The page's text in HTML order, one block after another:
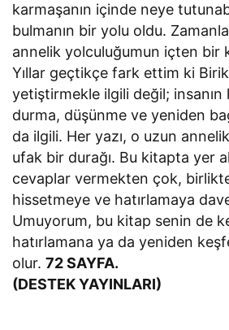
karmaşanın içinde neye
bulmanın bir yolu oldu.
annelik yolculuğumun içten bir
Yıllar geçtikçe fark ettim ki
yetiştirmekle ilgili değil; insanın
durma, düşünme ve yeniden
da ilgili. Her yazı, o uzun
ufak bir durağı. Bu kitapta yer
cevaplar vermekten çok,
hissetmeye ve hatırlamaya
Umuyorum, bu kitap senin de
hatırlamana ya da yeniden
olur.72 SAYFA.
(DESTEK YAYINLARI)